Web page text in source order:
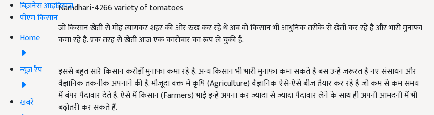
बिज़नेस आइडियाज
पीएम किसान
Home
न्यूज़ रैप
खबरें
Namdhari-4266 variety of tomatoes
जो किसान खेती से मोह त्यागकर शहर की ओर रुख कर रहे थे अब वो किसान भी आधुनिक तरीके से खेती कर रहे है और भारी मुनाफा
कमा रहे है. एक तरह से खेती आज एक कारोबार का रूप ले चुकी है.
इससे बहुत सारे किसान करोड़ों मुनाफा कमा रहे है. अन्य किसान भी भारी मुनाफा कमा सकते है बस उन्हें जरूरत है नए संसाधन और
वैज्ञानिक तकनीक अपनाने की है. मौजूदा वक्त में कृषि (Agriculture) वैज्ञानिक ऐसे-ऐसे बीज तैयार कर रहे हैं जो कम से कम समय
में बंपर पैदावार देते हैं. ऐसे में किसान (Farmers) भाई इन्हें अपना कर ज्यादा से ज्यादा पैदावार लेने के साथ ही अपनी आमदनी में भी
बढ़ोतरी कर सकते हैं.